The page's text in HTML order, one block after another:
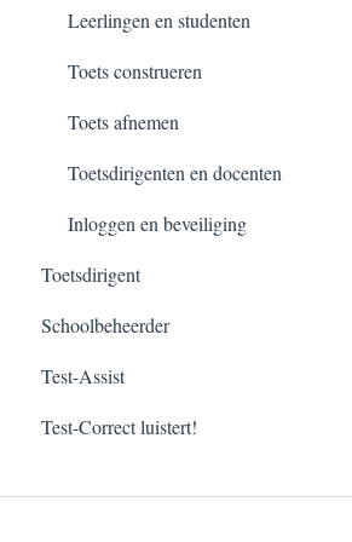
Leerlingen en studenten
Toets construeren
Toets afnemen
Toetsdirigenten en docenten
Inloggen en beveiliging
Toetsdirigent
Schoolbeheerder
Test-Assist
Test-Correct luistert!